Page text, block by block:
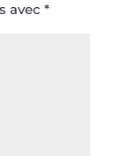
avec *